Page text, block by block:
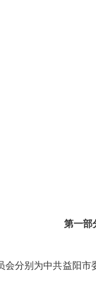
第一
别为中共益阳市